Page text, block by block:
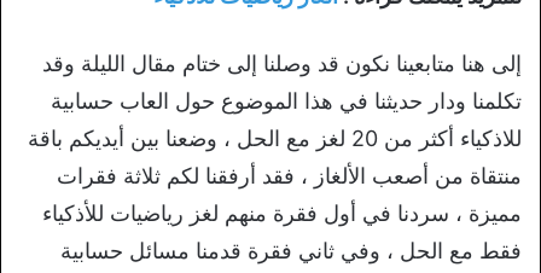
إلى هنا متابعينا نكون قد وصلنا إلى ختام مقال الليلة وقد
تكلمنا ودار حديثنا في هذا الموضوع حول العاب حسابية
للاذكياء أكثر من 20 لغز مع الحل ، وضعنا بين أيديكم باقة
منتقاة من أصعب الألغاز ، فقد أرفقنا لكم ثلاثة فقرات
مميزة ، سردنا في أول فقرة منهم لغز رياضيات للأذكياء
فقط مع الحل ، وفي ثاني فقرة قدمنا مسائل حسابية